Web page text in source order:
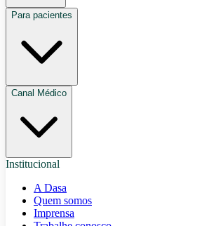
Para pacientes
Canal Médico
Institucional
A Dasa
Quem somos
Imprensa